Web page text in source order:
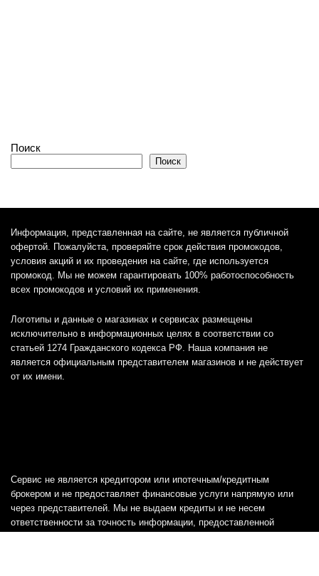
Поиск
Поиск
Информация, представленная на сайте, не является публичной
офертой. Пожалуйста, проверяйте срок действия промокодов,
условия акций и их проведения на сайте, где используется
промокод. Мы не можем гарантировать 100% работоспособность
всех промокодов и условий их применения.
Логотипы и данные о магазинах и сервисах размещены
исключительно в информационных целях в соответствии со
статьей 1274 Гражданского кодекса РФ. Наша компания не
является официальным представителем магазинов и не действует
от их имени.
Сервис не является кредитором или ипотечным/кредитным
брокером и не предоставляет финансовые услуги напрямую или
через представителей. Мы не выдаем кредиты и не несем
ответственности за точность информации, предоставленной